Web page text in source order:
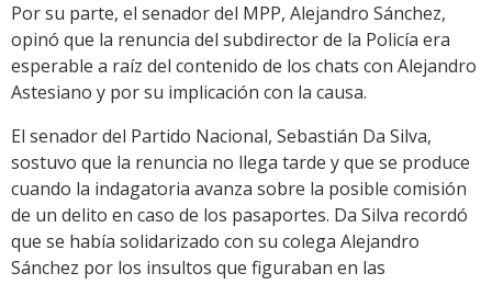
Por su parte, el senador del MPP, Alejandro Sánchez,
opinó que la renuncia del subdirector de la Policía era
esperable a raíz del contenido de los chats con Alejandro
Astesiano y por su implicación con la causa.
El senador del Partido Nacional, Sebastián Da Silva,
sostuvo que la renuncia no llega tarde y que se produce
cuando la indagatoria avanza sobre la posible comisión
de un delito en caso de los pasaportes. Da Silva recordó
que se había solidarizado con su colega Alejandro
Sánchez por los insultos que figuraban en las